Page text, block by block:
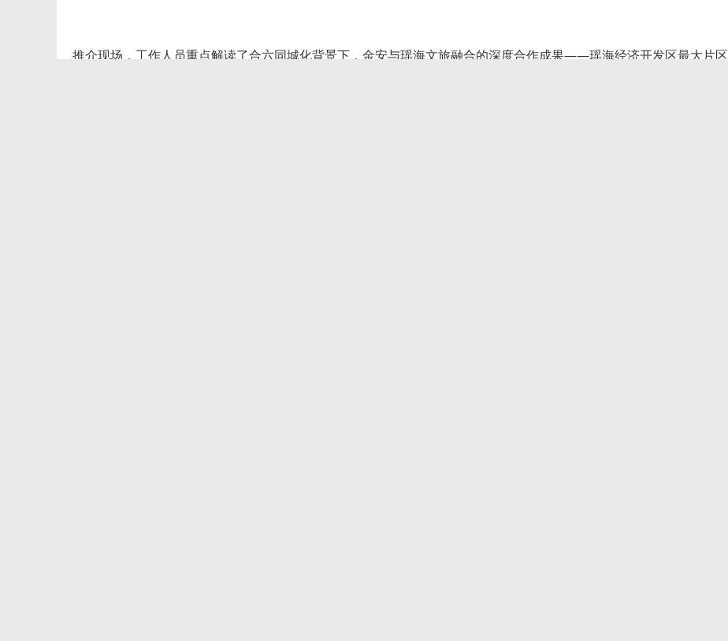
推介现场，工作人员重点解读了合六同城化背景下，金安与瑶海文旅融合的深度合作成果——瑶海经济开发区最大片区